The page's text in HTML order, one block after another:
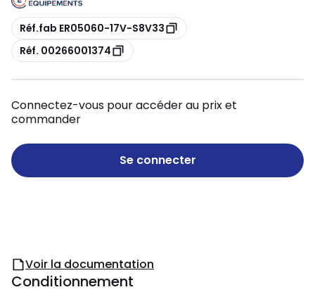
Copie
Réf.fab ER05060-17V-S8V33
Copie
Réf. 00266001374
Connectez-vous pour accéder au prix et
commander
Se connecter
Voir la documentation
Conditionnement